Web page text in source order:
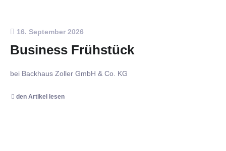
16. September 2026
Business Frühstück
bei Backhaus Zoller GmbH & Co. KG
den Artikel lesen